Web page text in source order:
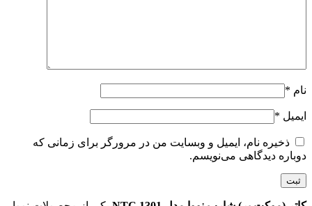
نام *
ایمیل *
ذخیره نام، ایمیل و وبسایت من در مرورگر برای زمانی که
دوباره دیدگاهی می‌نویسم.